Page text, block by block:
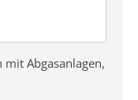
Abgasanlagen,